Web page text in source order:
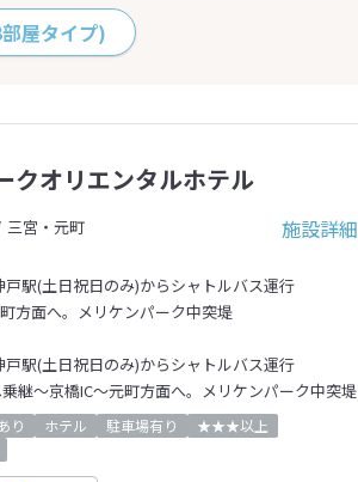
屋タイプ)
クオリエンタルホテル
施設詳細
三宮・元町
駅(土日祝日のみ)からシャトルバス運行
方面へ。メリケンパーク中突堤
駅(土日祝日のみ)からシャトルバス運行
継～京橋IC～元町方面へ。メリケンパーク中突堤
り ホテル 駐車場有り
★★★以上